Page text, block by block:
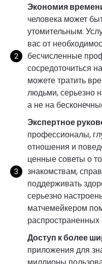
Экономия
человека может
утомительным.
вас от
бесчисленные
сосредоточиться
можете тратить
людьми, серьезно
а не на
Экспертное
профессионалы,
отношения и
ценные советы о
знакомствам,
поддерживать
серьезно
матчемейкером
Доступ к более
приложения для